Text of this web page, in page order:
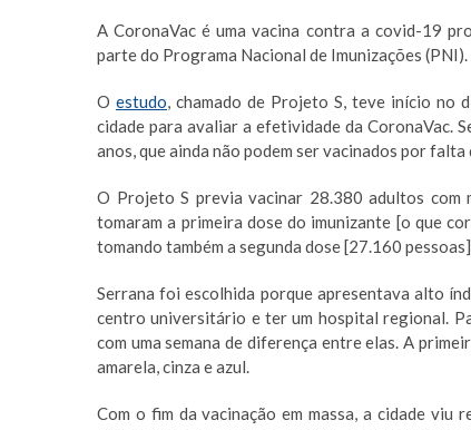
A CoronaVac é uma vacina contra a covid-19
parte do Programa Nacional de Imunizações (PNI).
O estudo, chamado de Projeto S, teve início no
cidade para avaliar a efetividade da CoronaVac.
anos, que ainda não podem ser vacinados por
O Projeto S previa vacinar 28.380 adultos com
tomaram a primeira dose do imunizante [o que
tomando também a segunda dose [27.160
Serrana foi escolhida porque apresentava alto
centro universitário e ter um hospital regional.
com uma semana de diferença entre elas. A
amarela, cinza e azul.
Com o fim da vacinação em massa, a cidade viu